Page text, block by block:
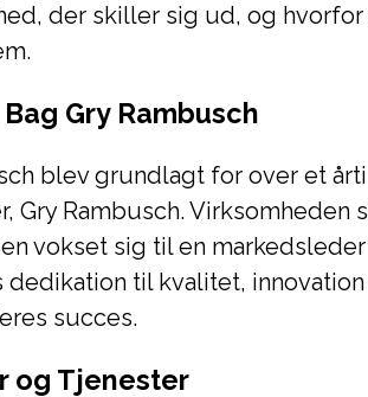
der skiller sig ud, og
Gry Rambusch
blev grundlagt for over et
Rambusch. Virksomheden
vokset sig til en
dedikation til kvalitet,
succes.
og Tjenester